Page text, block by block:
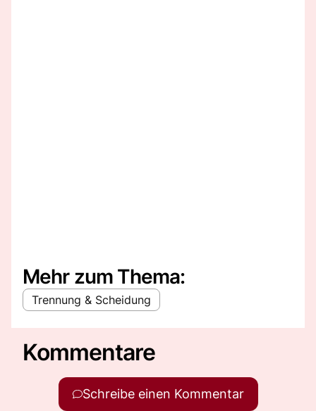
Mehr zum Thema:
Trennung & Scheidung
Kommentare
Schreibe einen Kommentar